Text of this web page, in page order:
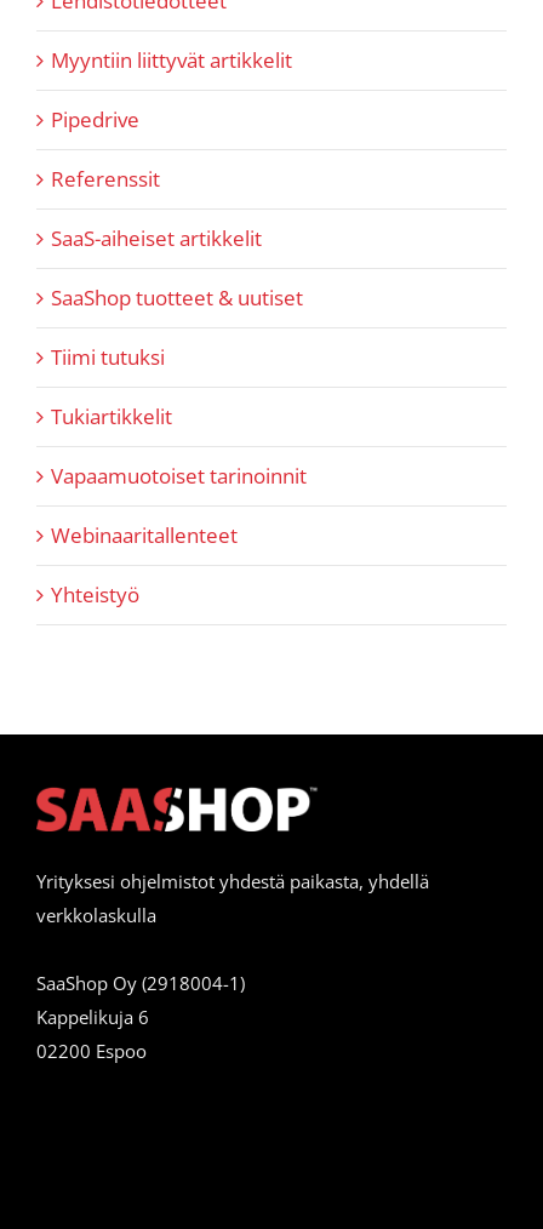
Myyntiin liittyvät artikkelit
Pipedrive
Referenssit
SaaS-aiheiset artikkelit
SaaShop tuotteet & uutiset
Tiimi tutuksi
Tukiartikkelit
Vapaamuotoiset tarinoinnit
Webinaaritallenteet
Yhteistyö
Yrityksesi ohjelmistot yhdestä paikasta, yhdellä
verkkolaskulla
SaaShop Oy (2918004-1)
Kappelikuja 6
02200 Espoo